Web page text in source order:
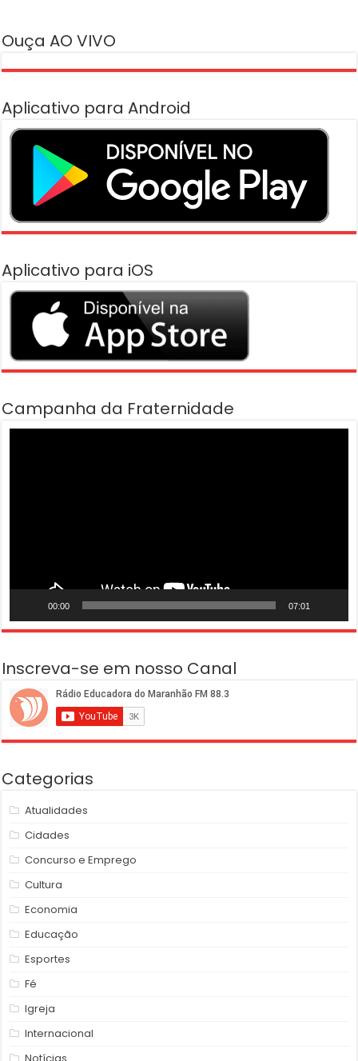
Ouça AO VIVO
Aplicativo para Android
Aplicativo para iOS
Campanha da Fraternidade
00:00 07:01
Inscreva-se em nosso Canal
Categorias
Atualidades
Cidades
Concurso e Emprego
Cultura
Economia
Educação
Esportes
Fé
Igreja
Internacional